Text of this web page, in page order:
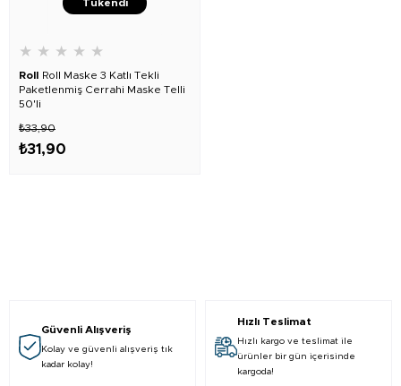
Tükendi
★ ★ ★ ★ ★
Roll Roll Maske 3 Katlı Tekli
Paketlenmiş Cerrahi Maske Telli
50'li
₺31,90
₺33,90
Güvenli Alışveriş
Kolay ve güvenli alışveriş tık
kadar kolay!
Hızlı Teslimat
Hızlı kargo ve teslimat ile
ürünler bir gün içerisinde
kargoda!